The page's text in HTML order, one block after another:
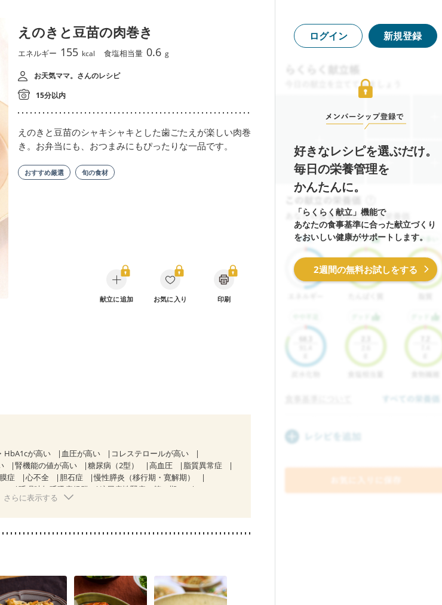
えのきと豆苗の肉巻き
エネルギー 155 kcal 食塩相当量 0.6 g
お天気ママ。さんのレシピ
15分以内
えのきと豆苗のシャキシャキとした歯ごたえが楽しい肉巻
き。お弁当にも、おつまみにもぴったりな一品です。
おすすめ厳選 旬の食材
献立に追加 お気に入り 印刷
HbA1cが高い 血圧が高い
コレステロールが高い
腎機能の値が高い 糖尿病（2型） 高血圧
脂質異常症
症 心不全 胆石症
慢性膵炎（移行期・寛解期）
睡眠時無呼吸症候群
糖尿病性腎症（第１期）
CKD（ステージ１）
）
妊婦健診・血圧が気になる（初期）
さらに表示する
ログイン 新規登録
好きなレシピを選ぶだけ。
毎日の栄養管理を
かんたんに。
「らくらく献立」機能で
あなたの食事基準に合った献立づくり
をおいしい健康がサポートします。
2週間の無料お試しをする